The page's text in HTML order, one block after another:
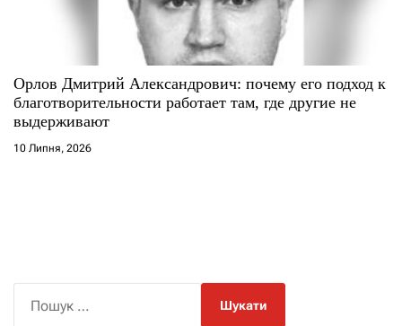
Орлов Дмитрий Александрович: почему его подход к
благотворительности работает там, где другие не
выдерживают
10 Липня, 2026